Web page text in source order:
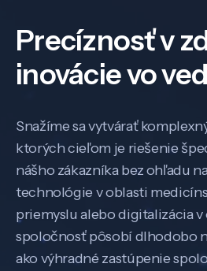
Precíznosť v
inovácie vo
Snažíme sa vytvárať
ktorých cieľom je riešenie
nášho zákazníka bez ohľadu
technológie v oblasti
priemyslu alebo digitalizácia v
spoločnosť pôsobí dlhodobo
ako výhradné zastúpenie